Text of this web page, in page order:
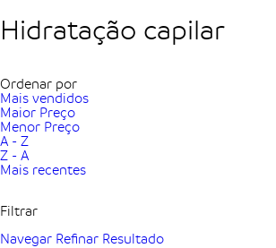
Hidratação capilar
Ordenar por
Mais vendidos
Maior Preço
Menor Preço
A - Z
Z - A
Mais recentes
Filtrar
Navegar Refinar Resultado